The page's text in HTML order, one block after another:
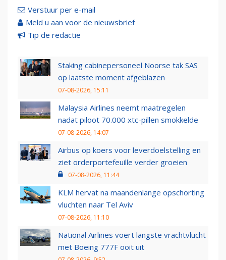
Verstuur per e-mail
Meld u aan voor de nieuwsbrief
Tip de redactie
Staking cabinepersoneel Noorse tak SAS
op laatste moment afgeblazen
07-08-2026, 15:11
Malaysia Airlines neemt maatregelen
nadat piloot 70.000 xtc-pillen smokkelde
07-08-2026, 14:07
Airbus op koers voor leverdoelstelling en
ziet orderportefeuille verder groeien
07-08-2026, 11:44
KLM hervat na maandenlange opschorting
vluchten naar Tel Aviv
07-08-2026, 11:10
National Airlines voert langste vrachtvlucht
met Boeing 777F ooit uit